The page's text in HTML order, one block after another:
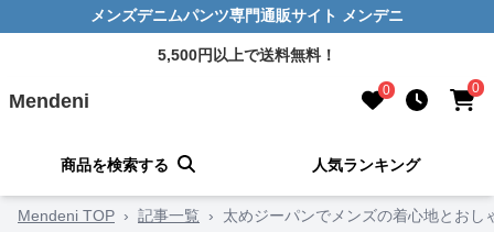
メンズデニムパンツ専門通販サイト メンデニ
5,500円以上で送料無料！
Mendeni 0 0
商品を検索する 人気ランキング
Mendeni TOP › 記事一覧 › 太めジーパンでメンズの着心地とお